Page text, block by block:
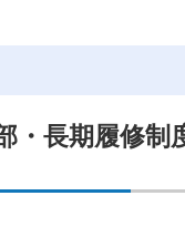
・長期履修